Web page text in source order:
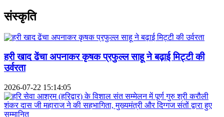
संस्कृति
हरी खाद ढेंचा अपनाकर कृषक प्रफुल्ल साहू ने बढ़ाई मिट्टी की
उर्वरता
2026-07-22 15:14:05